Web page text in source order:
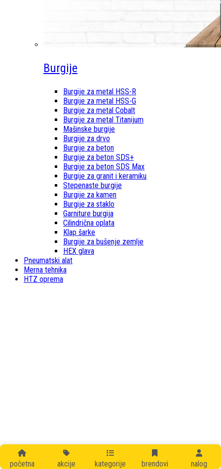
početna akcije kategorije brendovi nalog
Burgije
Burgije za metal HSS-R
Burgije za metal HSS-G
Burgije za metal Cobalt
Burgije za metal Titanijum
Mašinske burgije
Burgije za drvo
Burgije za beton
Burgije za beton SDS+
Burgije za beton SDS Max
Burgije za granit i keramiku
Stepenaste burgije
Burgije za kamen
Burgije za staklo
Garniture burgija
Cilindrična oplata
Klap šarke
Burgije za bušenje zemlje
HEX glava
Pneumatski alat
Merna tehnika
HTZ oprema